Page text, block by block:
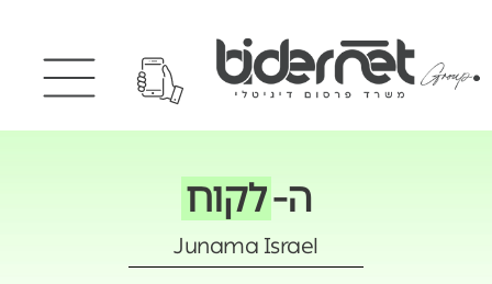
ה-לקוח
Junama Israel